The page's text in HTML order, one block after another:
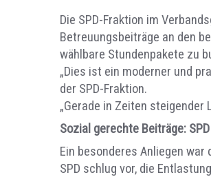
Die SPD-Fraktion im
Betreuungsbeiträge an den
wählbare Stundenpakete zu
„Dies ist ein moderner und
der SPD-Fraktion.
„Gerade in Zeiten
Sozial gerechte Beiträge:
Ein besonderes Anliegen
SPD schlug vor, die